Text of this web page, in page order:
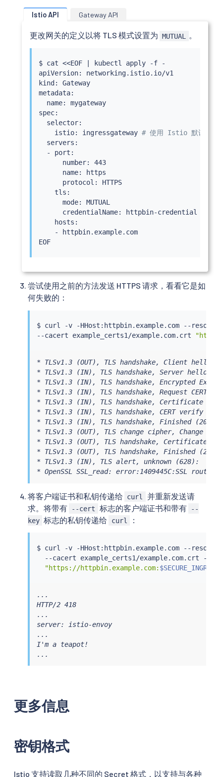
Istio API Gateway API
更改网关的定义以将 TLS 模式设置为 MUTUAL 。
$ cat <<EOF kubectl apply -f -
apiVersion: networking.istio.io/v1
kind: Gateway
metadata:
  name: mygateway
spec:
  selector:
    istio: ingressgateway
# 使用 Istio 默认入口
  servers:
  - port:
      number: 443
      name: https
      protocol: HTTPS
    tls:
      mode: MUTUAL
      credentialName: httpbin-credential
    hosts:
    - httpbin.example.com
EOF
尝试使用之前的方法发送 HTTPS 请求，看看它是如
何失败的：
$ curl -v -HHost:httpbin.example.com --
--cacert example_certs1/example.com.crt
* TLSv1.3 (OUT), TLS handshake, Client hello
* TLSv1.3 (IN), TLS handshake, Server hello
* TLSv1.3 (IN), TLS handshake, Encrypted
* TLSv1.3 (IN), TLS handshake, Request CERT
* TLSv1.3 (IN), TLS handshake, Certificate
* TLSv1.3 (IN), TLS handshake, CERT verify
* TLSv1.3 (IN), TLS handshake, Finished (20):
* TLSv1.3 (OUT), TLS change cipher, Change
* TLSv1.3 (OUT), TLS handshake, Certificate
* TLSv1.3 (OUT), TLS handshake, Finished (20):
* TLSv1.3 (IN), TLS alert, unknown (628):
* OpenSSL SSL_read: error:1409445C:SSL
将客户端证书和私钥传递给 curl
并重新发送请
求。将带有
--cert 标志的客户端证书和带有
--
key 标志的私钥传递给 curl ：
$ curl
-v -HHost:httpbin.example.com --
--cacert example_certs1/example.com.crt --
"https://httpbin.example.com:
...
HTTP/2 418
...
server: istio-envoy
...
I'm a teapot!
...
更多信息
密钥格式
Istio 支持读取几种不同的 Secret 格式，以支持与各种